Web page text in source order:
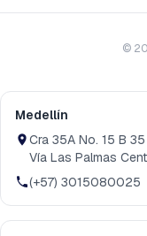
©
Medellín
Cra 35A No. 15 B
Vía Las Palmas
(+57) 3015080025